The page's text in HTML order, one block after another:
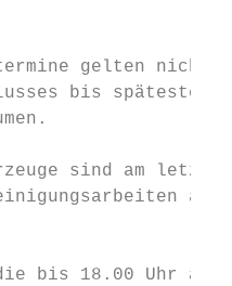
gelten nicht
bis
sind am
bis 18.00 Uhr am